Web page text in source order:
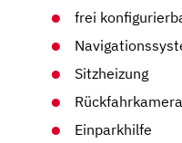
frei
Sitzheizung
Rückfahrkamera
Einparkhilfe